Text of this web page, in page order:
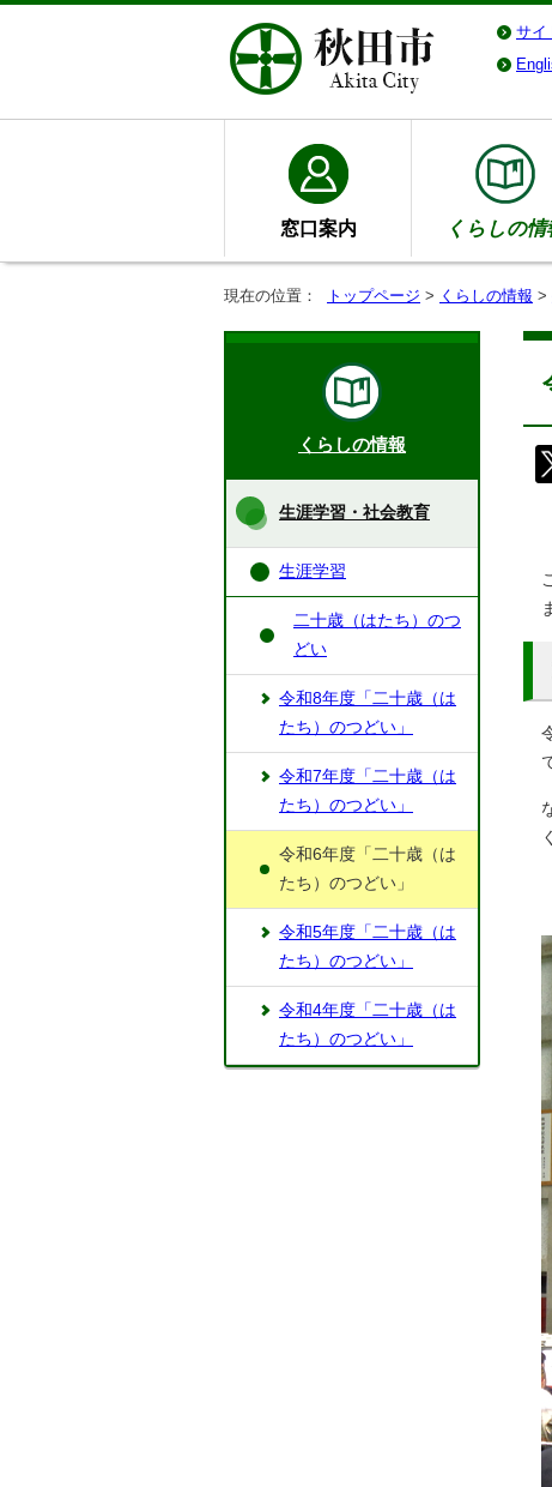
サイ
窓口案内 くらしの情
現在の位置： トップページ > くらしの情報 >
くらしの情報
生涯学習・社会教育
生涯学習
二十歳（はたち）のつ
どい
令和8年度「二十歳（は
たち）のつどい」
令和7年度「二十歳（は
たち）のつどい」
令和6年度「二十歳（は
たち）のつどい」
令和5年度「二十歳（は
たち）のつどい」
令和4年度「二十歳（は
たち）のつどい」